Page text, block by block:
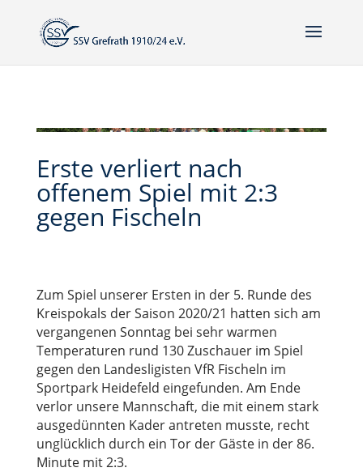
Erste verliert nach
offenem Spiel mit 2:3
gegen Fischeln
Zum Spiel unserer Ersten in der 5. Runde des
Kreispokals der Saison 2020/21 hatten sich am
vergangenen Sonntag bei sehr warmen
Temperaturen rund 130 Zuschauer im Spiel
gegen den Landesligisten VfR Fischeln im
Sportpark Heidefeld eingefunden. Am Ende
verlor unsere Mannschaft, die mit einem stark
ausgedünnten Kader antreten musste, recht
unglücklich durch ein Tor der Gäste in der 86.
Minute mit 2:3.